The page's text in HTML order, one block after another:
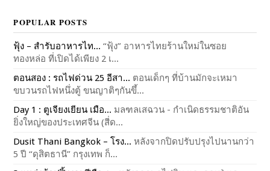
POPULAR POSTS
ฟุ้ง – สำรับอาหารไท... “ฟุ้ง” อาหารไทยร้านใหม่ในซอย
ทองหล่อ ที่เปิดได้เพียง 2 เ...
ตอนสอง : รถไฟด่วน 25 อีสา... ตอนเด็กๆ ที่บ้านมักจะเหมา
ขบวนรถไฟหนึ่งตู้ ขนญาติๆกันขึ้...
Day 1 : ตูเจียงเยียน เมือ... มลฑลเสฉวน - กำเนิดธรรมชาติอัน
ยิ่งใหญ่ของประเทศจีน (สี่ด...
Dusit Thani Bangkok – โรง... หลังจากปิดปรับปรุงไปนานกว่า
5 ปี “ดุสิตธานี” กรุงเทพ ก็...